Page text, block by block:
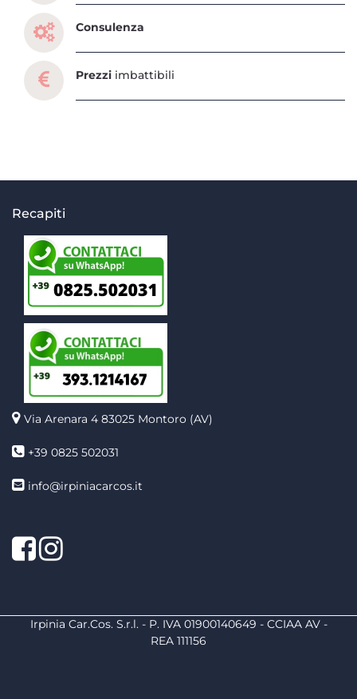
Consulenza
Prezzi imbattibili
Recapiti
Via Arenara 4 83025 Montoro (AV)
+39 0825 502031
info@irpiniacarcos.it
FacebookInstagram
Irpinia Car.Cos. S.r.l. - P. IVA 01900140649 - CCIAA AV -
REA 111156